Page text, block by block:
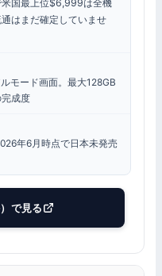
米国最上位$6,999は全機
はまだ確定していませ
ード画面。最大128GB
成度
年6月時点で日本未発売
で見る